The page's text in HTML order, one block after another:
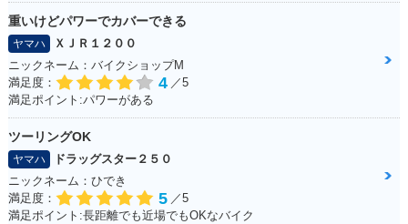
重いけどパワーでカバーできる
ヤマハ
ＸＪＲ１２００
ニックネーム：バイクショップM
満足度：
4 ／5
満足ポイント:パワーがある
ツーリングOK
ヤマハ
ドラッグスター２５０
ニックネーム：ひでき
満足度：
5 ／5
満足ポイント:長距離でも近場でもOKなバイク